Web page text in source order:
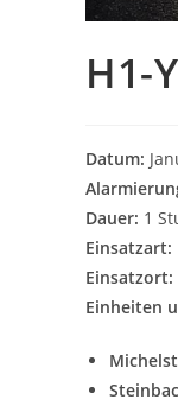
H1-
Datum:
Dauer: 1
Einsatzart:
Einsatzort:
Einheiten